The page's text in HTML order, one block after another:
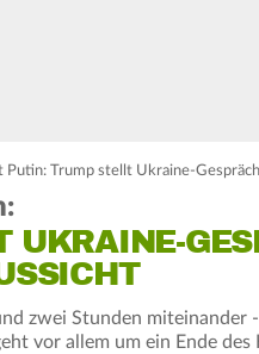
Putin: Trump stellt Ukraine-
UKRAINE-
zwei Stunden miteinander
vor allem um ein Ende